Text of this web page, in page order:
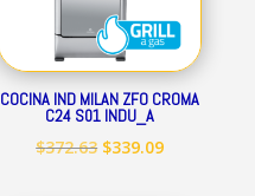
COCINA IND MILAN ZFO CROMA
C24 S01 INDU_A
$372.63 El
$339.09El